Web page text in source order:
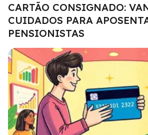
CARTÃO CONSIGNADO:
CUIDADOS PARA
PENSIONISTAS